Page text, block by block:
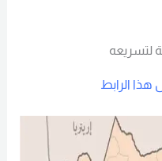
لتسريعه
الرابط